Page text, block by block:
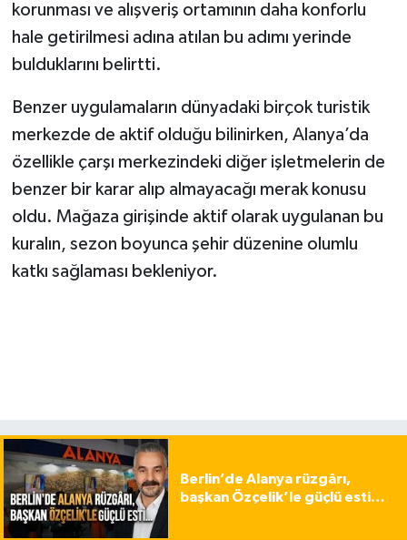
korunması ve alışveriş ortamının daha konforlu
hale getirilmesi adına atılan bu adımı yerinde
bulduklarını belirtti.
Benzer uygulamaların dünyadaki birçok turistik
merkezde de aktif olduğu bilinirken, Alanya’da
özellikle çarşı merkezindeki diğer işletmelerin de
benzer bir karar alıp almayacağı merak konusu
oldu. Mağaza girişinde aktif olarak uygulanan bu
kuralın, sezon boyunca şehir düzenine olumlu
katkı sağlaması bekleniyor.
Berlin’de Alanya rüzgârı,
başkan Özçelik’le güçlü esti…